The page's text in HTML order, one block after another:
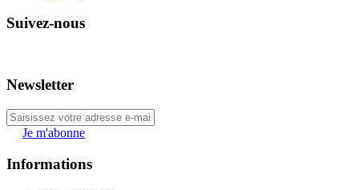
Suivez-nous
Newsletter
Je m'abonne
Informations